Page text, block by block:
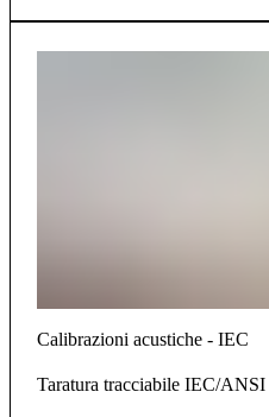
Calibrazioni acustiche - IEC
Taratura tracciabile IEC/ANSI